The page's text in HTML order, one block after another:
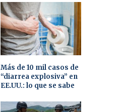
Más de 10 mil casos de
“diarrea explosiva” en
EE.UU.: lo que se sabe